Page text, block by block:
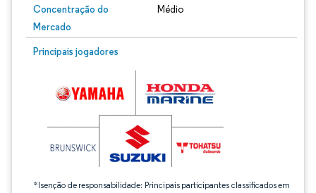
Concentração do
Mercado
Médio
Principais jogadores
*Isenção de responsabilidade: Principais participantes classificados em
Imagem © Mordor Intelligence. O reuso requer atribuição conforme CC BY 4.0.